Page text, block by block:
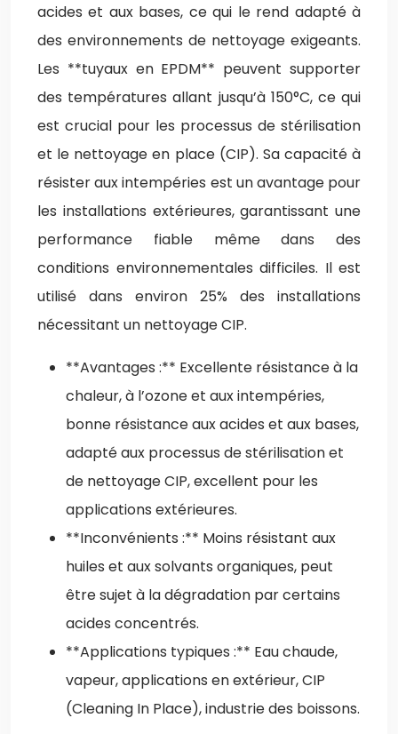
acides et aux bases, ce qui le rend adapté à
des environnements de nettoyage exigeants.
Les **tuyaux en EPDM** peuvent supporter
des températures allant jusqu’à 150°C, ce qui
est crucial pour les processus de stérilisation
et le nettoyage en place (CIP). Sa capacité à
résister aux intempéries est un avantage pour
les installations extérieures, garantissant une
performance fiable même dans des
conditions environnementales difficiles. Il est
utilisé dans environ 25% des installations
nécessitant un nettoyage CIP.
**Avantages :** Excellente résistance à la
chaleur, à l’ozone et aux intempéries,
bonne résistance aux acides et aux bases,
adapté aux processus de stérilisation et
de nettoyage CIP, excellent pour les
applications extérieures.
**Inconvénients :** Moins résistant aux
huiles et aux solvants organiques, peut
être sujet à la dégradation par certains
acides concentrés.
**Applications typiques :** Eau chaude,
vapeur, applications en extérieur, CIP
(Cleaning In Place), industrie des boissons.